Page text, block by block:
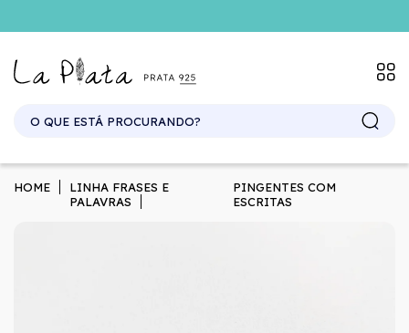
HOME
LINHA FRASES E
PALAVRAS
PINGENTES COM
ESCRITAS